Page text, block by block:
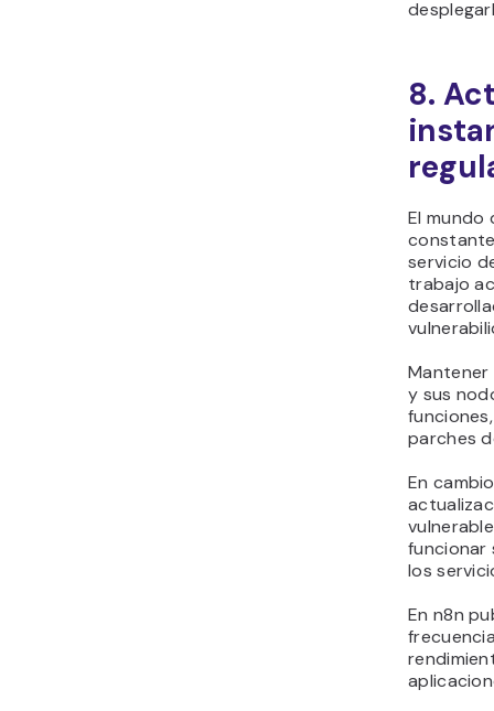
8.
El mundo
servicio
trabajo
y sus
parches
En
funcionar
los
En n8n